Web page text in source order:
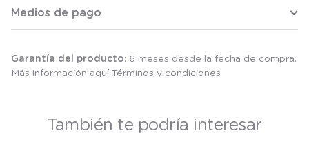
Medios de pago
Garantía del producto: 6 meses desde la fecha de compra.
Más información aquí Términos y condiciones
También te podría interesar